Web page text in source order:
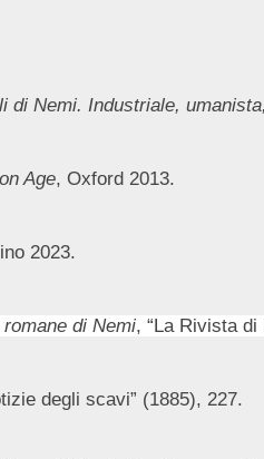
di Nemi. Industriale,
Age, Oxford 2013.
2023.
di Nemi, “La Rivista di
degli scavi” (1885), 227.